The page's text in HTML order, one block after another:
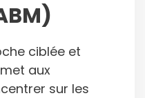
ciblée et
aux
sur les